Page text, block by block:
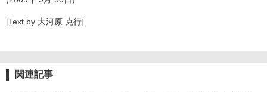
[Text by 大河原 克行]
関連記事